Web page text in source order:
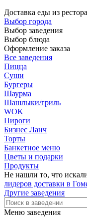
Доставка еды из
Выбор города
Выбор заведения
Выбор блюда
Оформление заказа
Все заведения
Пицца
Суши
Бургеры
Шаурма
Шашлыки/гриль
WOK
Пироги
Бизнес Ланч
Торты
Банкетное меню
Цветы и подарки
Продукты
Не нашли то, что
лидеров доставки в
Другие заведения
Меню заведения